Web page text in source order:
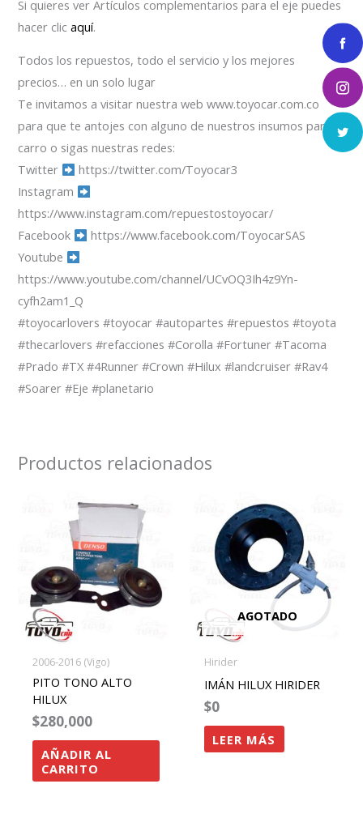
Si quieres ver Artículos complementarios para el eje puedes
hacer clicaquí.
Todos los repuestos, todo el servicio y los mejores
precios… en un solo lugar
Te invitamos a visitar nuestra web www.toyocar.com.co
para que te antojes con alguno de nuestros insumos para el
carro o sigas nuestras redes:
Twitter
https://twitter.com/Toyocar3
Instagram
https://www.instagram.com/repuestostoyocar/
Facebook
https://www.facebook.com/ToyocarSAS
Youtube
https://www.youtube.com/channel/UCvOQ3Ih4z9Yn-
cyfh2am1_Q
#toyocarlovers #toyocar #autopartes #repuestos #toyota
#thecarlovers #refacciones #Corolla #Fortuner #Tacoma
#Prado #TX #4Runner #Crown #Hilux #landcruiser #Rav4
#Soarer #Eje #planetario
Productos relacionados
2006-2016 (Vigo)
PITO TONO ALTO
HILUX
$280,000
AÑADIR AL
CARRITO
AGOTADO
Hirider
IMÁN HILUX HIRIDER
$0
LEER MÁS